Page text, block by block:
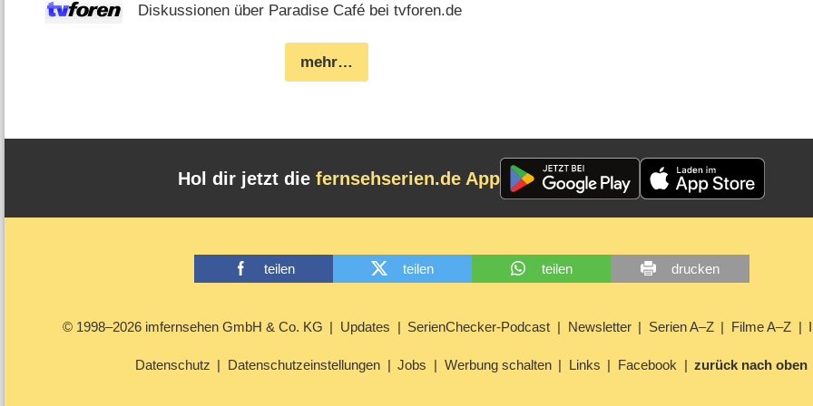
Diskussionen über Paradise Café bei tvforen.de
mehr…
Hol dir jetzt die fernsehserien.de App
teilen teilen teilen drucken
© 1998–2026 imfernsehen GmbH & Co. KG Updates SerienChecker-Podcast Newsletter Serien A–Z Filme A–Z
Datenschutz Datenschutzeinstellungen Jobs Werbung schalten Links Facebook zurück nach oben